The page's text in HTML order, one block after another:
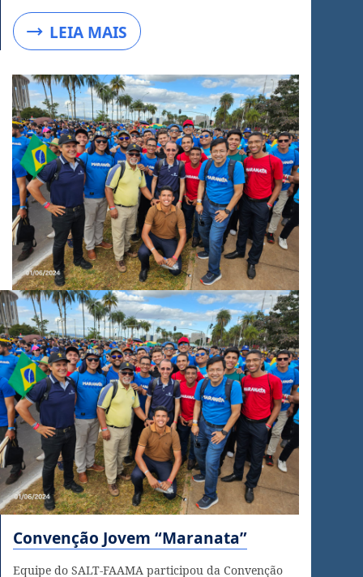
LEIA MAIS
Convenção Jovem “Maranata”
Equipe do SALT-FAAMA participou da Convenção